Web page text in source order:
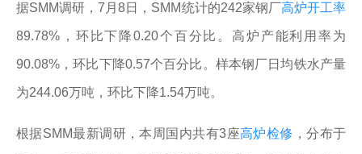
据SMM调研，7月8日，SMM统计的242家钢厂高炉开工率
89.78%，环比下降0.20个百分比。高炉产能利用率为
90.08%，环比下降0.57个百分比。样本钢厂日均铁水产量
为244.06万吨，环比下降1.54万吨。
根据SMM最新调研，本周国内共有3座高炉检修 ，分布于